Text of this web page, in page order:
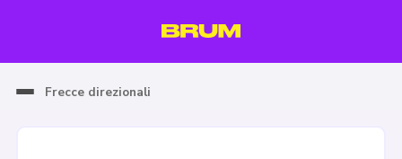
Frecce direzionali